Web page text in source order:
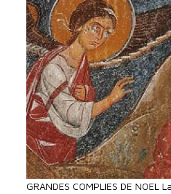
GRANDES COMPLIES DE NOEL